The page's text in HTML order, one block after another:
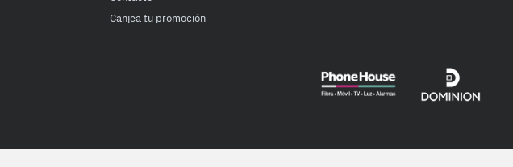
Canjea tu promoción